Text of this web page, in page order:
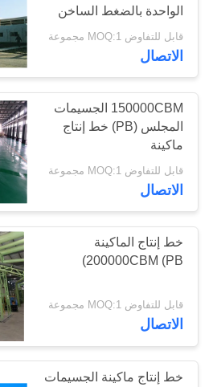
الواحدة بالضغط الساخن
قابل للتفاوض MOQ:1 مجموعة
الاتصال
150000CBM الجسيمات
المجلس (PB) خط إنتاج
ماكينة
قابل للتفاوض MOQ:1 مجموعة
الاتصال
خط إنتاج الماكينة
200000CBM (PB)
قابل للتفاوض MOQ:1 مجموعة
الاتصال
خط إنتاج ماكينة الجسيمات